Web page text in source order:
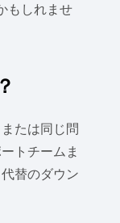
もしれませ
たは同じ問
トチームま
替のダウン